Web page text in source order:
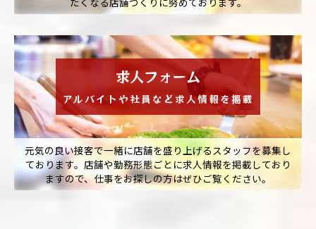
求人フォーム
アルバイトや社員など求人情報を掲載
元気の良い接客で一緒に店舗を盛り上げるスタッフを募集し
ております。店舗や勤務形態ごとに求人情報を掲載しており
ますので、仕事をお探しの方はぜひご覧ください。